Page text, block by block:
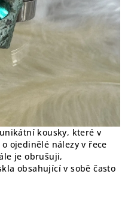
kousky, které v
o ojedinělé nálezy v řece
je obrušuji,
obsahující v sobě často